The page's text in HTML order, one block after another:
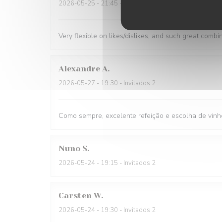
2026-05-25 - 21:45 - Invitados 1
Very flexible on likes/dislikes, and such great
Alexandre A
2026-05-27 - 19:30 - Invitados 2
Como sempre, excelente refeição e escolha de
Nuno S
2026-05-24 - 19:15 - Invitados 2
Carsten W
2026-05-24 - 19:30 - Invitados 2